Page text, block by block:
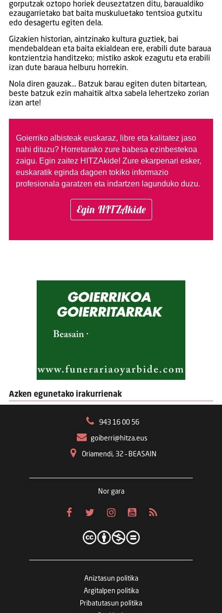
gorputzak oztopo horiek deuseztatzen ditu, baraualdiko
ezaugarrietako bat baita muskuluetako tentsioa gutxitu
edo desagertu egiten dela.
Gizakien historian, aintzinako kultura guztiek, bai
mendebaldean eta baita ekialdean ere, erabili dute baraua
kontzientzia handitzeko; mistiko askok ezagutu eta erabili
izan dute baraua helburu horrekin.
Nola diren gauzak… Batzuk barau egiten duten bitartean,
beste batzuk ezin mahaitik altxa sabela lehertzeko zorian
izan arte!
Goierriko albisteak euskaraz, libre eta kalitatez jaso
nahi dituzu? Horretarako zure babesa ezinbestekoa
zaigu. Egin zaitez HITZAkide! Zure ekarpenari esker,
euskaratik eginda dagoen tokiko informazio
profesionala garatzen eta indartzen lagunduko duzu.
Egin HITZAkide
Azken egunetako irakurrienak
943 16 00 56
goiberri@hitza.eus
Oriamendi, 32 – BEASAIN
Nor gara
Aniztasun politika
Argitalpen politika
Pribatutasun politika